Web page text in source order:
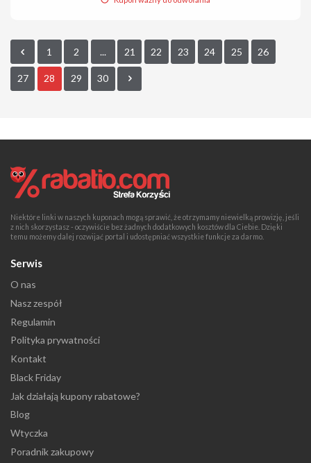
1 2 ... 21 22 23 24 25 26
27 28 29 30
Niektóre linki w naszych kuponach mogą sprawić, że otrzymamy niewielką prowizję, jeśli
z nich skorzystasz - oczywiście bez żadnych dodatkowych kosztów dla Ciebie. Dzięki
temu możemy dalej rozwijać portal i udostępniać wszystkie funkcje za darmo.
Serwis
O nas
Nasz zespół
Regulamin
Polityka prywatności
Kontakt
Black Friday
Jak działają kupony rabatowe?
Blog
Wtyczka
Poradnik zakupowy